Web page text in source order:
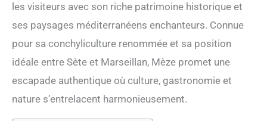
les visiteurs avec son riche patrimoine historique et
ses paysages méditerranéens enchanteurs. Connue
pour sa conchyliculture renommée et sa position
idéale entre Sète et Marseillan, Mèze promet une
escapade authentique où culture, gastronomie et
nature s’entrelacent harmonieusement.